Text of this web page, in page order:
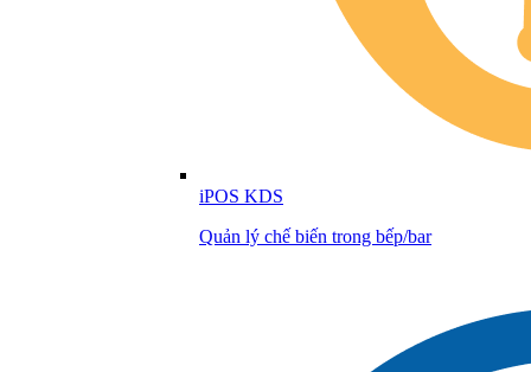
iPOS KDS
Quản lý chế biến trong bếp/bar